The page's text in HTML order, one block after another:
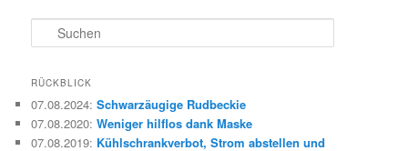
u
h
n
RÜCKBLICK
07.08.2024:Schwarzäugige Rudbeckie
07.08.2020:Weniger hilflos dank Maske
07.08.2019: Kühlschrankverbot, Strom abstellen und